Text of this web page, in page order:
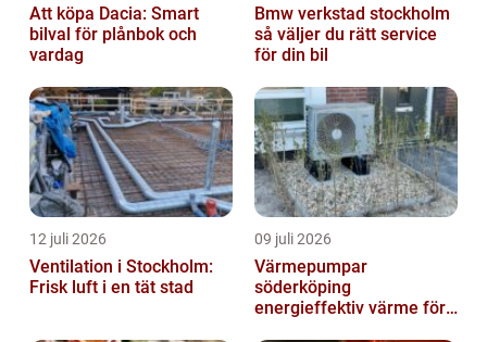
Att köpa Dacia: Smart
bilval för plånbok och
vardag
Bmw verkstad stockholm
så väljer du rätt service
för din bil
12 juli 2026
Ventilation i Stockholm:
Frisk luft i en tät stad
09 juli 2026
Värmepumpar
söderköping
energieffektiv värme för